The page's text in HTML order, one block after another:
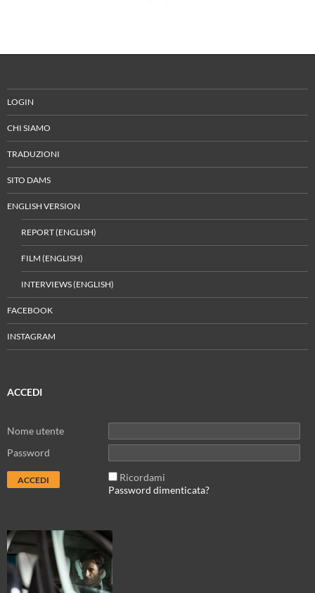
LOGIN
CHI SIAMO
TRADUZIONI
SITO DAMS
ENGLISH VERSION
REPORT (ENGLISH)
FILM (ENGLISH)
INTERVIEWS (ENGLISH)
FACEBOOK
INSTAGRAM
ACCEDI
Nome utente
Password
Ricordami
Password dimenticata?